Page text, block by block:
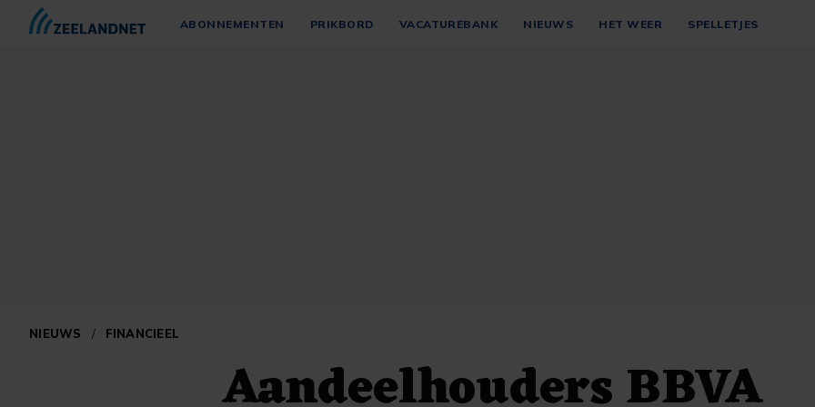
ABONNEMENTEN PRIKBORD VACATUREBANK NIEUWS HET WEER SPELLETJES
NIEUWS / FINANCIEEL